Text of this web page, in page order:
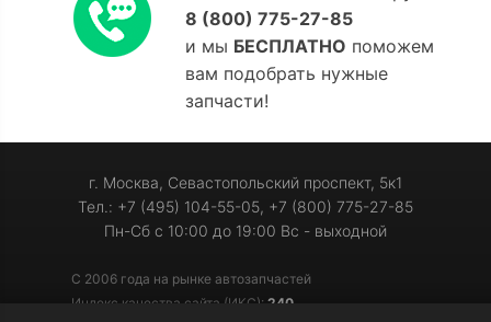
8 (800) 775-27-85
и мы БЕСПЛАТНО поможем
вам подобрать нужные
запчасти!
г. Москва, Севастопольский проспект, 5к1
Тел.: +7 (495) 104-55-05, +7 (800) 775-27-85
Пн-Сб с 10:00 до 19:00 Вс - выходной
С 2006 года на рынке автозапчастей
Индекс качества сайта (ИКС): 240